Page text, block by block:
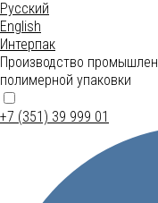
Русский
English
Интерпак
Производство
полимерной упаковки
+7 (351) 39 999 01